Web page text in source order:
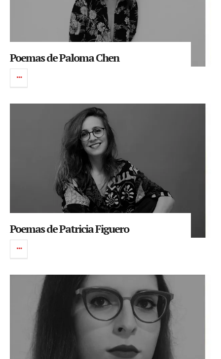
Poemas de Paloma Chen
Poemas de Patricia Figuero